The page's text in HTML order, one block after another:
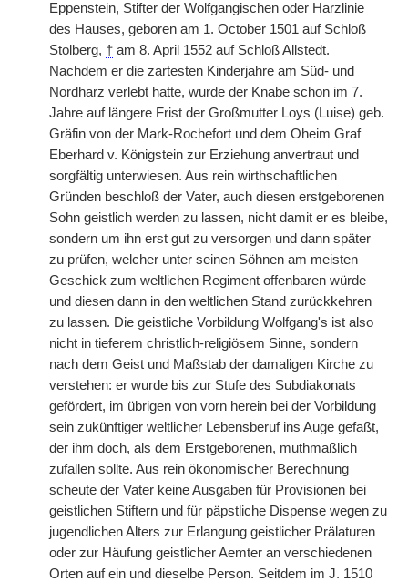
Eppenstein, Stifter der Wolfgangischen oder Harzlinie
des Hauses, geboren am 1. October 1501 auf Schloß
Stolberg, † am 8. April 1552 auf Schloß Allstedt.
Nachdem er die zartesten Kinderjahre am Süd- und
Nordharz verlebt hatte, wurde der Knabe schon im 7.
Jahre auf längere Frist der Großmutter Loys (Luise) geb.
Gräfin von der Mark-Rochefort und dem Oheim Graf
Eberhard v. Königstein zur Erziehung anvertraut und
sorgfältig unterwiesen. Aus rein wirthschaftlichen
Gründen beschloß der Vater, auch diesen erstgeborenen
Sohn geistlich werden zu lassen, nicht damit er es bleibe,
sondern um ihn erst gut zu versorgen und dann später
zu prüfen, welcher unter seinen Söhnen am meisten
Geschick zum weltlichen Regiment offenbaren würde
und diesen dann in den weltlichen Stand zurückkehren
zu lassen. Die geistliche Vorbildung Wolfgang's ist also
nicht in tieferem christlich-religiösem Sinne, sondern
nach dem Geist und Maßstab der damaligen Kirche zu
verstehen: er wurde bis zur Stufe des Subdiakonats
gefördert, im übrigen von vorn herein bei der Vorbildung
sein zukünftiger weltlicher Lebensberuf ins Auge gefaßt,
der ihm doch, als dem Erstgeborenen, muthmaßlich
zufallen sollte. Aus rein ökonomischer Berechnung
scheute der Vater keine Ausgaben für Provisionen bei
geistlichen Stiftern und für päpstliche Dispense wegen zu
jugendlichen Alters zur Erlangung geistlicher Prälaturen
oder zur Häufung geistlicher Aemter an verschiedenen
Orten auf ein und dieselbe Person. Seitdem im J. 1510